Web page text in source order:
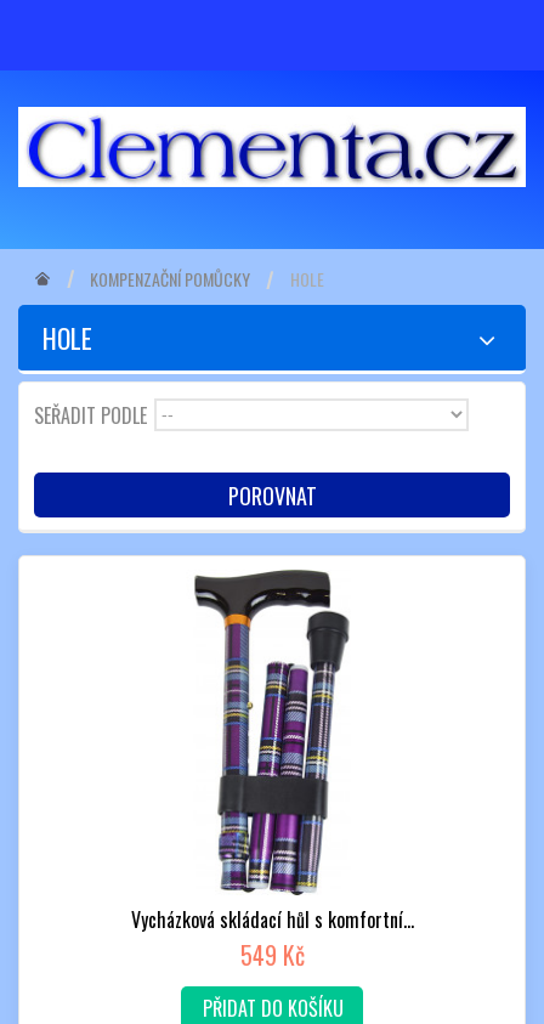
KOMPENZAČNÍ POMŮCKY HOLE
HOLE
SEŘADIT PODLE --
POROVNAT
Vycházková skládací hůl s komfortní...
549 Kč
PŘIDAT DO KOŠÍKU